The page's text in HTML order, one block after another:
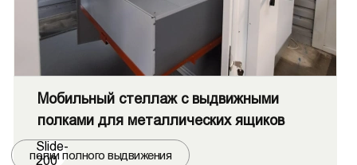
Мобильный стеллаж с выдвижными
полками для металлических ящиков
Slide-
200
полки полного выдвижения